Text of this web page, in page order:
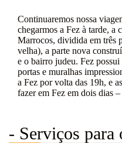
Continuaremos nossa
chegarmos a Fez à tarde, a
Marrocos, dividida em três
velha), a parte nova
e o bairro judeu. Fez
portas e muralhas
a Fez por volta das 19h, e
fazer em Fez em dois dias
- Serviços para